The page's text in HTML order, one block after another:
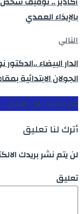
بالإيذاء العمدي
التالي
الدار البيضاء
الجولان الابتدائية
قم بكتابة اول تعليق
أترك لنا تعليق
لن يتم نشر بريدك
تعليق